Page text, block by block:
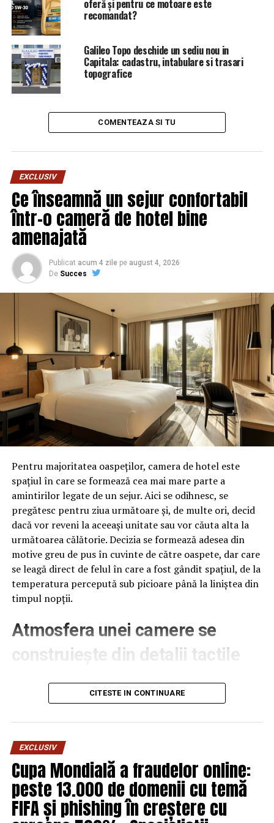
ARTICOLE PE ACEIASI TEMA:
URMATORUL
DNA și SRI, amestecate în alegeri
Controale la unitatea de elita a DNA Ploiesti dupa
inculparea fostului sef al structurii, Lucian Onea –
Comisarul de Prahova
oferă și pentru ce motoare este
recomandat?
Galileo Topo deschide un sediu nou in
Capitala: cadastru, intabulare si trasari
topografice
COMENTEAZA SI TU
EXCLUSIV
Ce înseamnă un sejur confortabil
într-o cameră de hotel bine
amenajată
Publicat acum 4 zile pe august 4, 2026
De Succes
Pentru majoritatea oaspeților, camera de hotel este
spațiul în care se formează cea mai mare parte a
amintirilor legate de un sejur. Aici se odihnesc, se
pregătesc pentru ziua următoare și, de multe ori, decid
dacă vor reveni la aceeași unitate sau vor căuta alta la
următoarea călătorie. Decizia se formează adesea din
motive greu de pus în cuvinte de către oaspete, dar care
se leagă direct de felul în care a fost gândit spațiul, de la
temperatura percepută sub picioare până la liniștea din
timpul nopții.
Atmosfera unei camere se
construiește din detalii tactile
Contactul direct cu pardoseala este una dintre primele
senzații fizice pe care le are un oaspete atunci când
pe drum, seara târziu. Textura și moliciunea potrivite,
oferite democheta hotel
care este percepută o cameră, chiar dacă restul
mobilierului rămâne identic de la o unitate la alta din
același lanț hotelier internațional.
Dincolo de senzația tactilă, pardoseala influențează și
CITESTE IN CONTINUARE
EXCLUSIV
Cupa Mondială a fraudelor online:
peste 13.000 de domenii cu temă
FIFA și phishing în creștere cu